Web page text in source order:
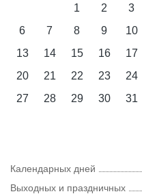
1
2 3
6
7 8 9 10
13
14 15 16 17
20
21 22 23 24
27
28 29 30 31
Календарных дней
Выходных и праздничных